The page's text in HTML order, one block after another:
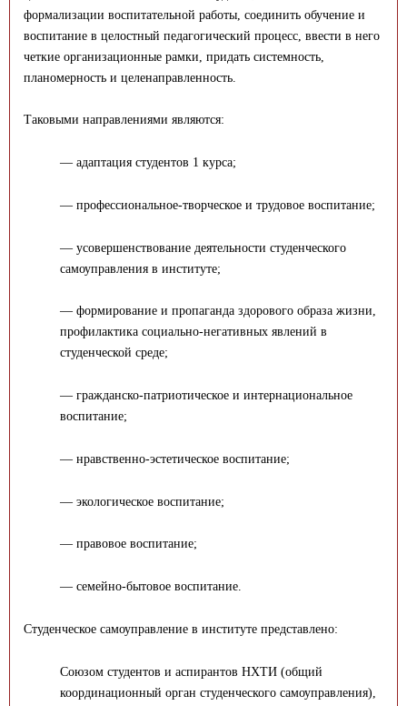
формализации воспитательной работы, соединить обучение и
воспитание в целостный педагогический процесс, ввести в него
четкие организационные рамки, придать системность,
планомерность и целенаправленность.
Таковыми направлениями являются:
— адаптация студентов 1 курса;
— профессиональное-творческое и трудовое воспитание;
— усовершенствование деятельности студенческого
самоуправления в институте;
— формирование и пропаганда здорового образа жизни,
профилактика социально-негативных явлений в
студенческой среде;
— гражданско-патриотическое и интернациональное
воспитание;
— нравственно-эстетическое воспитание;
— экологическое воспитание;
— правовое воспитание;
— семейно-бытовое воспитание.
Студенческое самоуправление в институте представлено:
Союзом студентов и аспирантов НХТИ (общий
координационный орган студенческого самоуправления),